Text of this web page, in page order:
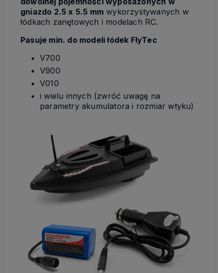
gniazdo 2.5 x 5.5 mm wykorzystywanych w
łódkach zanętowych i modelach RC.
Pasuje min. do modeli łódek FlyTec
V700
V900
V010
i wielu innych (zwróć uwagę na
parametry akumulatora i rozmiar wtyku)